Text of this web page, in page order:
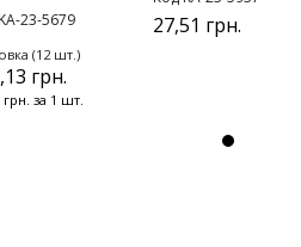
23-5679
(12 шт.)
грн.
грн. за 1 шт.
27,51 грн.